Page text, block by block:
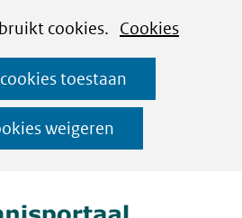
cookies. Cookies
toestaan
weigeren
Ga
naar
de
inhoud